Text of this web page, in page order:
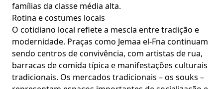
famílias da classe média alta.
Rotina e costumes locais
O cotidiano local reflete a mescla entre tradição e
modernidade. Praças como Jemaa el-Fna continuam
sendo centros de convivência, com artistas de rua,
barracas de comida típica e manifestações culturais
tradicionais. Os mercados tradicionais – os souks –